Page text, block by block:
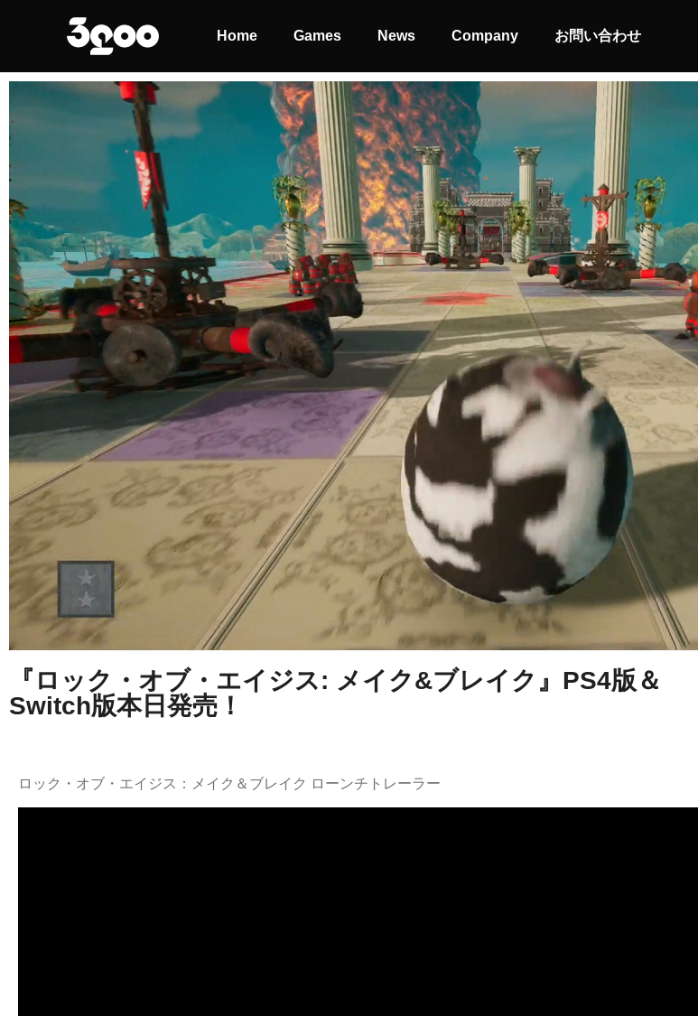
Home Games News Company お問い合わせ
『ロック・オブ・エイジス: メイク&ブレイク』PS4版＆
Switch版本日発売！
ロック・オブ・エイジス：メイク＆ブレイク ローンチトレーラー